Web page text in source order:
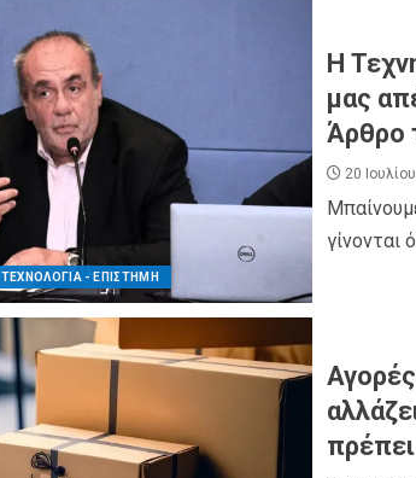
ΤΕΧΝΟΛΟΓΙΑ - ΕΠΙΣΤΗΜΗ
Η
μας
Άρθρο
20
γίνονται